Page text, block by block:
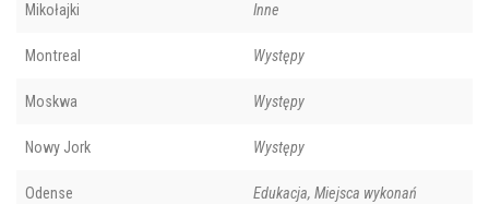
Mikołajki Inne
Montreal Występy
Moskwa Występy
Nowy Jork Występy
Odense Edukacja, Miejsca wykonań